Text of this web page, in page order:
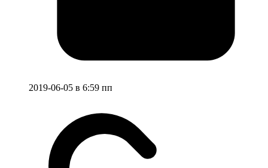
2019-06-05 в 6:59 пп